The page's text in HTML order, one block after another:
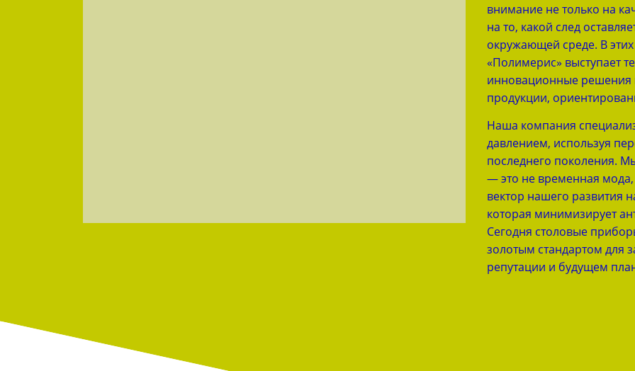
внимание не только на
на то, какой след
окружающей среде. В
«Полимерис» выступает
инновационные решения
продукции,
Наша компания
давлением, используя
последнего поколения.
— это не временная
вектор нашего развития
которая минимизирует
Сегодня столовые
золотым стандартом для
репутации и будущем